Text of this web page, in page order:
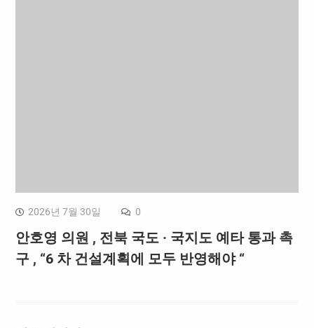
2026년 7월 30일 0
안호영 의원 , 전북 국도 · 국지도 예타 통과 촉
구 , “6 차 건설계획에 모두 반영해야 “